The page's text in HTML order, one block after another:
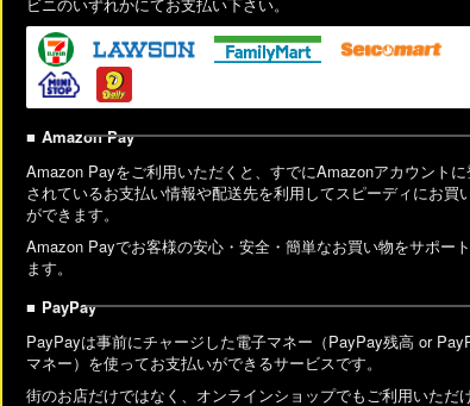
Amazon Pay
Amazon Payをご利用いただくと、すでにAmazonアカウント
されているお支払い情報や配送先を利用してスピーディにお買
ができます。
Amazon Payでお客様の安心・安全・簡単なお買い物をサポー
ます。
PayPay
PayPayは事前にチャージした電子マネー（PayPay残高 or
マネー）を使ってお支払いができるサービスです。
街のお店だけではなく、オンラインショップでもご利用いただ